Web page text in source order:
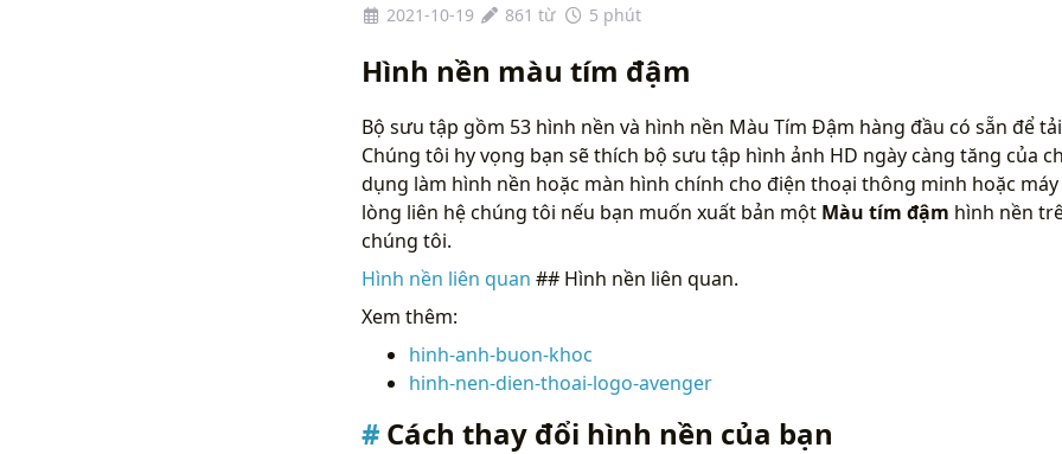
2021-10-19
861 từ 5 phút
Hình nền màu tím đậm
Bộ sưu tập gồm 53 hình nền và hình nền Màu Tím Đậm hàng đầu có sẵn để
Chúng tôi hy vọng bạn sẽ thích bộ sưu tập hình ảnh HD ngày càng tăng của
dụng làm hình nền hoặc màn hình chính cho điện thoại thông minh hoặc
lòng liên hệ chúng tôi nếu bạn muốn xuất bản một Màu tím đậm hình nền
chúng tôi.
Hình nền liên quan ## Hình nền liên quan.
Xem thêm:
hinh-anh-buon-khoc
hinh-nen-dien-thoai-logo-avenger
Cách thay đổi hình nền của bạn